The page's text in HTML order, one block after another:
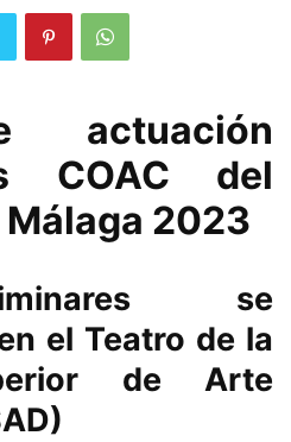
actuación
COAC del
2023
se
el Teatro de la
de Arte